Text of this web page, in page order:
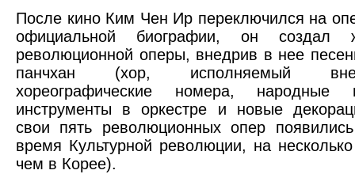
После кино Ким Чен Ир переключился на
официальной биографии, он создал
революционной оперы, внедрив в нее
панчхан (хор, исполняемый
хореографические номера, народные
инструменты в оркестре и новые
свои пять революционных опер
время Культурной революции, на
чем в Корее).